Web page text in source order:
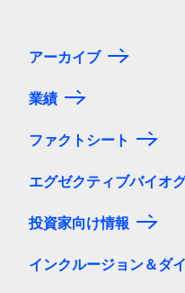
アーカイブ
業績
ファクトシート
エグゼクティブバイオ
投資家向け情報
インクルージョン＆ダ